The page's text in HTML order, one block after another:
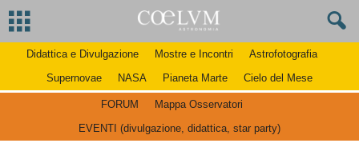
Didattica e Divulgazione Mostre e Incontri
Astrofotografia
Supernovae
NASA Pianeta Marte Cielo del Mese
FORUM
Mappa Osservatori
EVENTI (divulgazione, didattica, star party)